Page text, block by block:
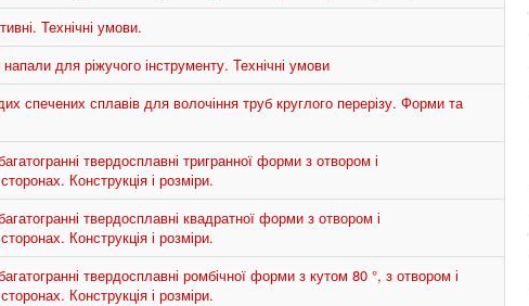
Технічні умови.
для ріжучого інструменту. Технічні умови
спечених сплавів для волочіння труб круглого перерізу. Форми та
твердосплавні тригранної форми з отвором і
Конструкція і розміри.
твердосплавні квадратної форми з отвором і
Конструкція і розміри.
твердосплавні ромбічної форми з кутом 80 °, з отвором і
Конструкція і розміри.